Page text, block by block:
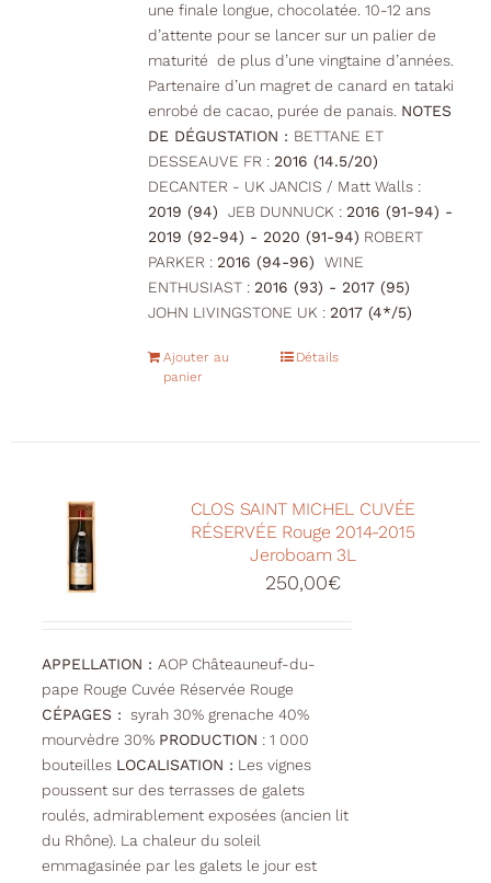
une finale longue, chocolatée. 10-12 ans
d’attente pour se lancer sur un palier de
maturité de plus d’une vingtaine d’années.
Partenaire d’un magret de canard en tataki
enrobé de cacao, purée de panais. NOTES
DE DÉGUSTATION : BETTANE ET
DESSEAUVE FR : 2016 (14.5/20)
DECANTER - UK JANCIS / Matt Walls :
2019 (94)
JEB DUNNUCK : 2016 (91-94) -
2019 (92-94) - 2020 (91-94) ROBERT
PARKER : 2016 (94-96)
WINE
ENTHUSIAST : 2016 (93) - 2017 (95)
JOHN LIVINGSTONE UK : 2017 (4*/5)
Ajouter au
panier
Détails
CLOS SAINT MICHEL CUVÉE
RÉSERVÉE Rouge 2014-2015
Jeroboam 3L
250,00€
APPELLATION : AOP Châteauneuf-du-
pape Rouge Cuvée Réservée Rouge
CÉPAGES : syrah 30% grenache 40%
mourvèdre 30% PRODUCTION : 1 000
bouteilles LOCALISATION : Les vignes
poussent sur des terrasses de galets
roulés, admirablement exposées (ancien lit
du Rhône). La chaleur du soleil
emmagasinée par les galets le jour est